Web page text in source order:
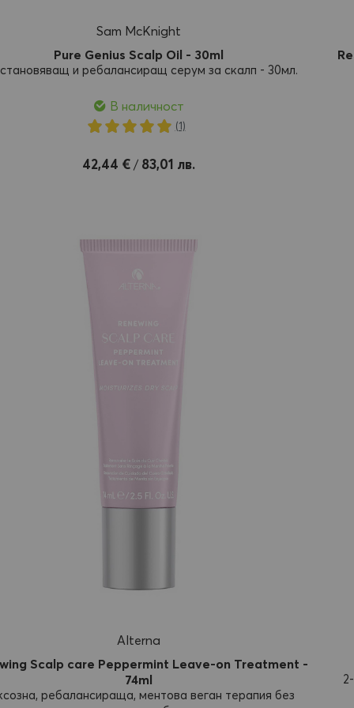
Sam McKnight
Pure Genius Scalp Oil - 30ml
и ребалансиращ серум за скалп - 30мл.
В наличност
Рейтинг:
(1)
42,44 €/ 83,01 лв.
Alterna
Scalp care Peppermint Leave-on Treatment -
74ml
ребалансираща, ментова веган терапия без